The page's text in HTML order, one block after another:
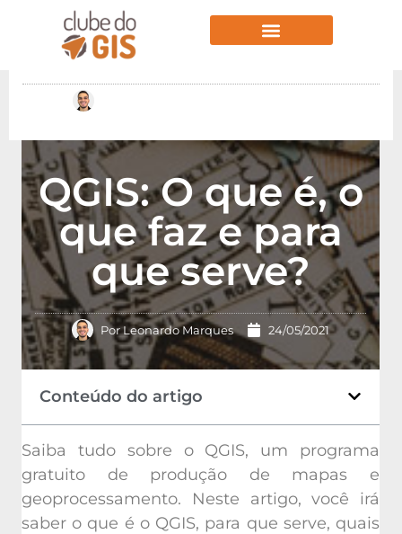
QGIS: O que é, o
que faz e para
que serve?
PorLeonardo Marques 24/05/2021
Conteúdo do artigo
Saiba tudo sobre o QGIS, um programa
gratuito de produção de mapas e
geoprocessamento. Neste artigo, você irá
saber o que é o QGIS, para que serve, quais